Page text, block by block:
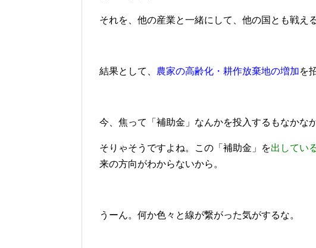
それを、他の産業と一緒にして、他の国とも戦え
結果として、 農家の高齢化・耕作放棄地の増加を
今、焦って「補助金」なんかを投入するもなかな
そりゃそうですよね。この「補助金」を出してい
来の方向がわからないから。
うーん。何か色々と線が繋がった気がするな。